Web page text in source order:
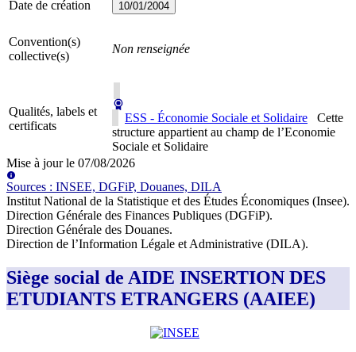
Date de création 10/01/2004
Convention(s)
collective(s)
Non renseignée
Qualités, labels et
certificats
ESS - Économie Sociale et Solidaire
Cette
structure appartient au champ de l’Economie
Sociale et Solidaire
Mise à jour le 07/08/2026
Sources : INSEE, DGFiP, Douanes, DILA
Institut National de la Statistique et des Études Économiques (Insee).
Direction Générale des Finances Publiques (DGFiP).
Direction Générale des Douanes.
Direction de l’Information Légale et Administrative (DILA).
Siège social de AIDE INSERTION DES
ETUDIANTS ETRANGERS (AAIEE)